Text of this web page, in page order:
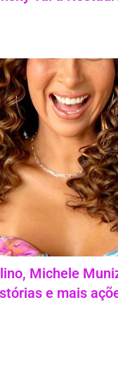
Michele
e mais